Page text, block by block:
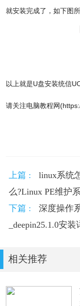
就安装完成了 ，如下图
以上就是U盘安装统信
请关注电脑教程网
上篇 :
linux系统
么?Linux PE维护
下篇 :
深度操作
_deepin25.1.0安
相关推荐